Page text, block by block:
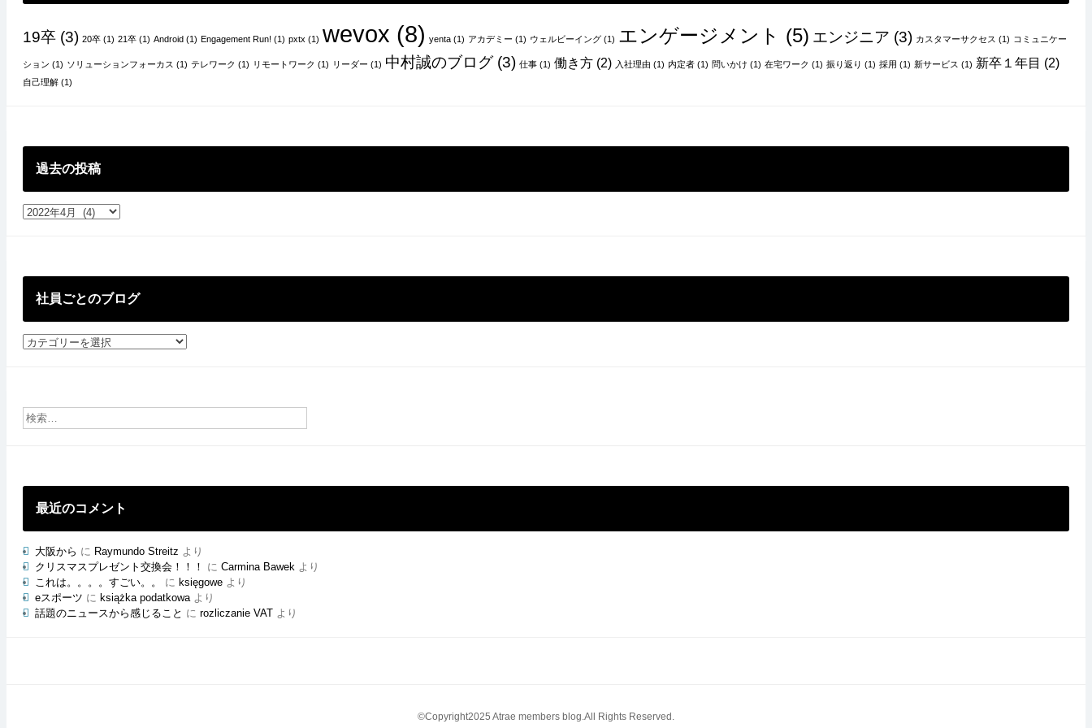
19卒(3) 20卒(1) 21卒(1) Android(1) Engagement Run! (1) pxtx (1) wevox (8) yenta(1) アカデミー (1) ウェルビーイング(1) エンゲージメント (5) エンジニア (3) カスタマーサクセス (1) コミュニケー
ション (1) ソリューションフォーカス (1) テレワーク (1) リモートワーク (1) リーダー (1) 中村誠のブログ(3) 仕事(1) 働き方(2) 入社理由 (1) 内定者(1) 問いかけ (1) 在宅ワーク (1) 振り返り (1) 採用 (1) 新サービス (1) 新卒１年目 (2)
自己理解(1)
過去の投稿
過
社員ごとのブログ
社
ブ
最近のコメント
大阪から に Raymundo Streitz より
クリスマスプレゼント交換会！！！
に Carmina Bawekより
これは。。。。すごい。。
に księgoweより
eスポーツ に książka podatkowaより
話題のニュースから感じること に rozliczanie VATより
©Copyright2025 Atrae members blog.All Rights Reserved.